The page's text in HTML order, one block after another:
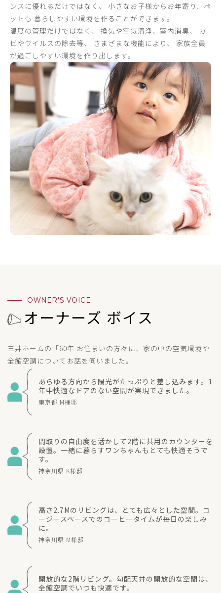
ンスに優れるだけではなく、 小さなお子様からお年寄り、ペ
ットも 暮らしやすい環境を作ることができます。
温度の管理だけではなく、 換気や空気清浄、室内消臭、 カ
ビやウイルスの除去等、 さまざまな機能により、 家族全員
が過ごしやすい環境を作り出します。
OWNER'S VOICE
オーナーズ ボイス
三井ホームの「60年 お住まいの方々に、家の中の空気環境や
全館空調についてお話を伺いました。
あらゆる方向から陽光がたっぷりと差し込みます。1
年中快適なドアのない空間が実現できました。
東京都 M様邸
間取りの自由度を活かして2階に共用のカウンターを
設置。一緒に暮らすワンちゃんもとても快適そうで
す。
神奈川県 K様邸
高さ2.7Mのリビングは、とても広々とした空間。コ
ージースペースでのコーヒータイムが毎日の楽しみ
に。
神奈川県 M様邸
開放的な2階リビング。勾配天井の開放的な空間は、
全館空調でいつも快適です。